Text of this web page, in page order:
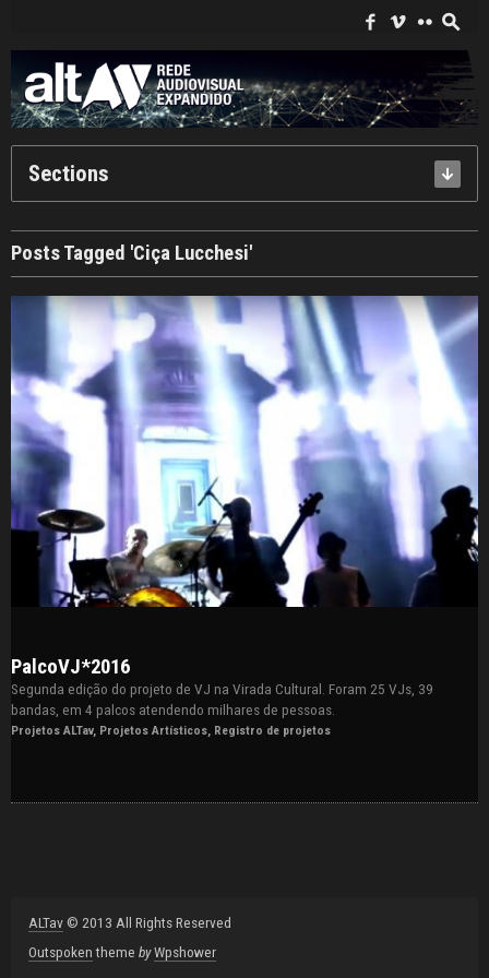
f i c s
Sections
Posts Tagged 'Ciça Lucchesi'
PalcoVJ*2016
Segunda edição do projeto de VJ na Virada Cultural. Foram 25 VJs, 39
bandas, em 4 palcos atendendo milhares de pessoas.
Projetos ALTav, Projetos Artísticos, Registro de projetos
ALTav© 2013 All Rights Reserved
Outspokentheme by Wpshower